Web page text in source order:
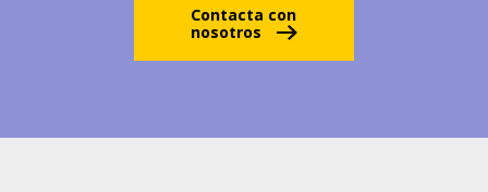
Contacta con
nosotros